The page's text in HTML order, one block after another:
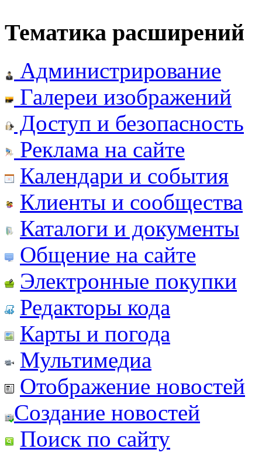
Тематика расширений
Администрирование
Галереи изображений
Доступ и безопасность
Реклама на сайте
Календари и события
Клиенты и сообщества
Каталоги и документы
Общение на сайте
Электронные покупки
Редакторы кода
Карты и погода
Мультимедиа
Отображение новостей
Создание новостей
Поиск по сайту